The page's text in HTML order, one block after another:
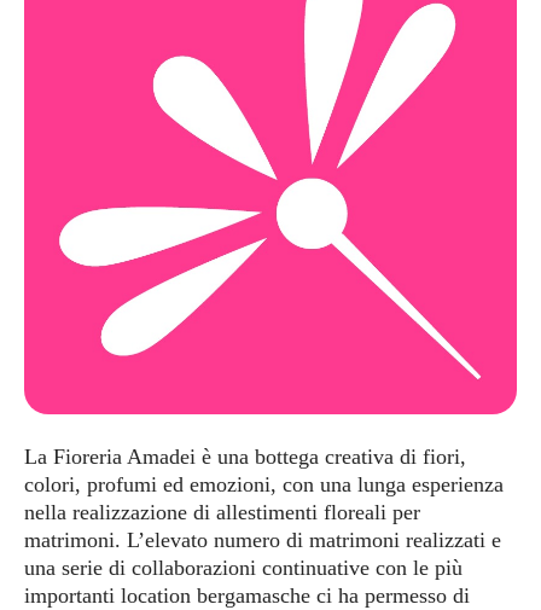
La Fioreria Amadei è una bottega creativa di fiori,
colori, profumi ed emozioni, con una lunga esperienza
nella realizzazione di allestimenti floreali per
matrimoni. L’elevato numero di matrimoni realizzati e
una serie di collaborazioni continuative con le più
importanti location bergamasche ci ha permesso di